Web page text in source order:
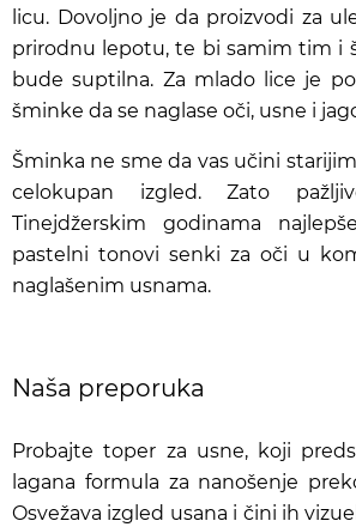
licu. Dovoljno je da proizvodi za
prirodnu lepotu, te bi samim tim i
bude suptilna. Za mlado lice je
šminke da se naglase oči, usne i
Šminka ne sme da vas učini
celokupan izgled. Zato
Tinejdžerskim godinama
pastelni tonovi senki za oči u
naglašenim usnama.
Naša preporuka
Probajte toper za usne, koji
lagana formula za nanošenje
Osvežava izgled usana i čini ih